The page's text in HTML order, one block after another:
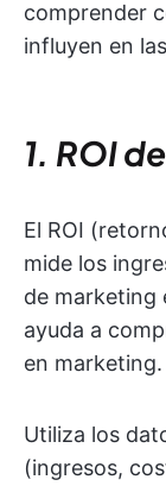
comprender
influyen en
1. ROI
El ROI
mide los
de marketing
ayuda a
en marketing.
Utiliza los
(ingresos,